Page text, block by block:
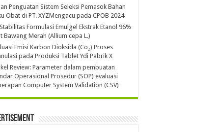
Penguatan Sistem Seleksi Pemasok Bahan
Obat di PT. XYZMengacu pada CPOB 2024
Formulasi Emulgel Ekstrak Etanol 96%
Bawang Merah (Allium cepa L.)
Emisi Karbon Dioksida (Co₂) Proses
pada Produksi Tablet Ydi Pabrik X
Review: Parameter dalam pembuatan
Operasional Prosedur (SOP) evaluasi
Computer System Validation (CSV)